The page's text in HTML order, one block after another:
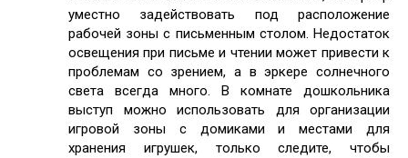
уместно задействовать под расположение
рабочей зоны с письменным столом. Недостаток
освещения при письме и чтении может привести к
проблемам со зрением, а в эркере солнечного
света всегда много. В комнате дошкольника
выступ можно использовать для организации
игровой зоны с домиками и местами для
хранения игрушек, только следите, чтобы